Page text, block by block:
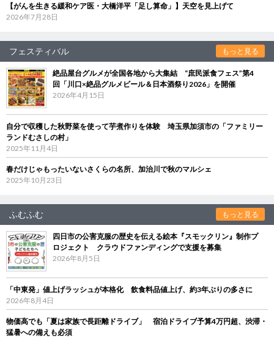
【がんを生きる緩和ケア医・大橋洋平「足し算命」】天空を見上げて
2026年7月28日
フェスティバル もっと見る
絶品屋台グルメが全国各地から大集結 “庶民派食フェス”第4
回「川口×絶品グルメビール＆日本酒祭り2026」を開催
2026年4月15日
自分で収穫した秋野菜を使って芋煮作りを体験 埼玉県加須市の「ファミリー
ランドむさしの村」
2025年11月4日
春だけじゃもったいないさくらの名所、加治川で秋のマルシェ
2025年10月23日
ふむふむ もっと見る
四日市の公害克服の歴史を伝える絵本『スモックリン』制作プ
ロジェクト クラウドファンディングで支援を募集
2026年8月5日
「中東発」値上げラッシュが本格化 飲食料品値上げ、約3年ぶりの多さに
2026年8月4日
物価高でも「夏は家族で長距離ドライブ」 宿泊ドライブ予算4万円超、渋滞・
猛暑への備えも必須